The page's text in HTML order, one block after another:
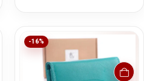
-16%